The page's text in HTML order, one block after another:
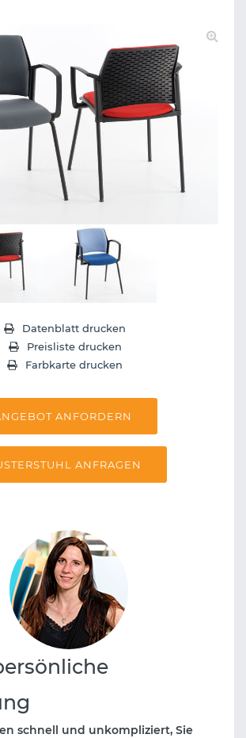
Datenblatt drucken
Preisliste drucken
Farbkarte drucken
ANFORDERN
ANFRAGEN
schnell und unkompliziert, Sie